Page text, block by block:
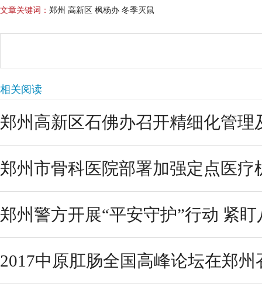
文章关键词： 郑州 高新区 枫杨办 冬季灭鼠
相关阅读
郑州高新区石佛办召开精细化管理
郑州市骨科医院部署加强定点医疗
郑州警方开展“平安守护”行动 紧
2017中原肛肠全国高峰论坛在郑州